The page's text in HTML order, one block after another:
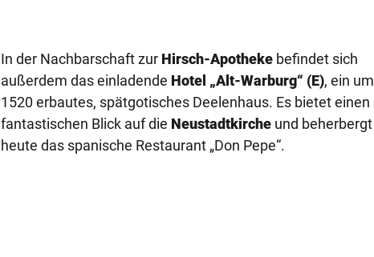
In der Nachbarschaft zur Hirsch-Apotheke befindet sich
außerdem das einladende Hotel „Alt-Warburg“ (E), ein um
1520 erbautes, spätgotisches Deelenhaus. Es bietet einen
fantastischen Blick auf die Neustadtkirche und beherbergt
heute das spanische Restaurant „Don Pepe“.